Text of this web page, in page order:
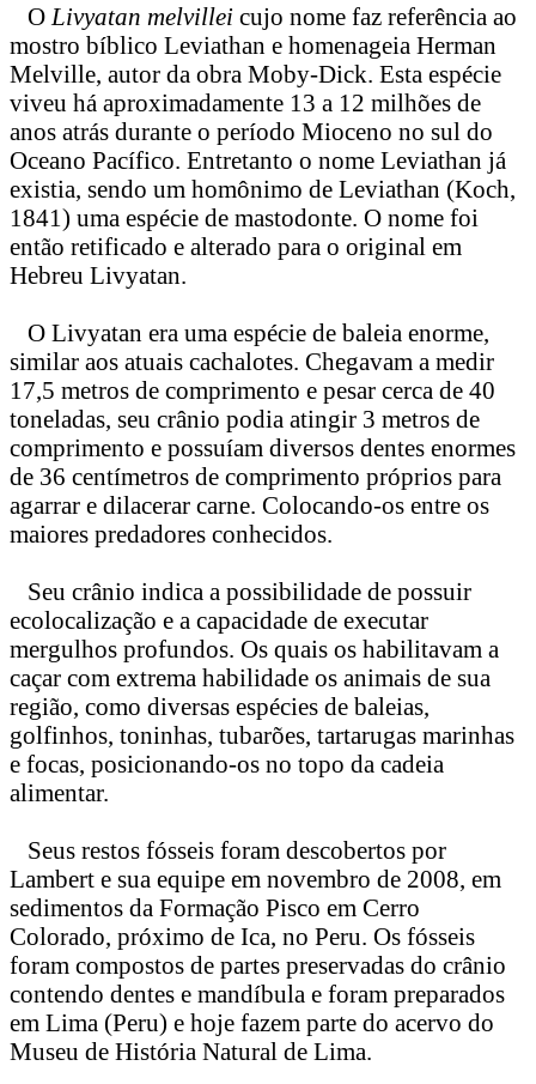
O Livyatan melvillei cujo nome faz referência ao
mostro bíblico Leviathan e homenageia Herman
Melville, autor da obra Moby-Dick. Esta espécie
viveu há aproximadamente 13 a 12 milhões de
anos atrás durante o período Mioceno no sul do
Oceano Pacífico. Entretanto o nome Leviathan já
existia, sendo um homônimo de Leviathan (Koch,
1841) uma espécie de mastodonte. O nome foi
então retificado e alterado para o original em
Hebreu Livyatan.
O Livyatan era uma espécie de baleia enorme,
similar aos atuais cachalotes. Chegavam a medir
17,5 metros de comprimento e pesar cerca de 40
toneladas, seu crânio podia atingir 3 metros de
comprimento e possuíam diversos dentes enormes
de 36 centímetros de comprimento próprios para
agarrar e dilacerar carne. Colocando-os entre os
maiores predadores conhecidos.
Seu crânio indica a possibilidade de possuir
ecolocalização e a capacidade de executar
mergulhos profundos. Os quais os habilitavam a
caçar com extrema habilidade os animais de sua
região, como diversas espécies de baleias,
golfinhos, toninhas, tubarões, tartarugas marinhas
e focas, posicionando-os no topo da cadeia
alimentar.
Seus restos fósseis foram descobertos por
Lambert e sua equipe em novembro de 2008, em
sedimentos da Formação Pisco em Cerro
Colorado, próximo de Ica, no Peru. Os fósseis
foram compostos de partes preservadas do crânio
contendo dentes e mandíbula e foram preparados
em Lima (Peru) e hoje fazem parte do acervo do
Museu de História Natural de Lima.